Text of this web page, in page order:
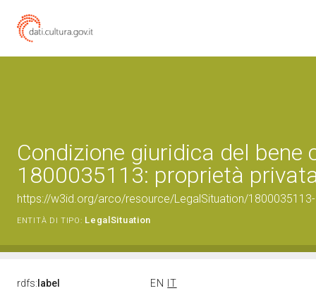
Condizione giuridica del bene
1800035113: proprietà
https://w3id.org/arco/resource/LegalSituation/
ENTITÀ DI TIPO: LegalSituation
rdfs: label EN
IT